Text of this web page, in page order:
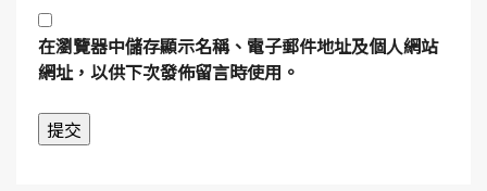
在瀏覽器中儲存顯示名稱、電子郵件地址及個人網站
網址，以供下次發佈留言時使用。